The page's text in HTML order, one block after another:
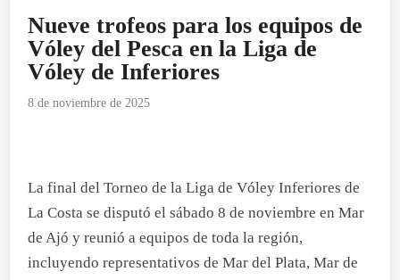
Nueve trofeos para los equipos de
Vóley del Pesca en la Liga de
Vóley de Inferiores
8 de noviembre de 2025
La final del Torneo de la Liga de Vóley Inferiores de
La Costa se disputó el sábado 8 de noviembre en Mar
de Ajó y reunió a equipos de toda la región,
incluyendo representativos de Mar del Plata, Mar de